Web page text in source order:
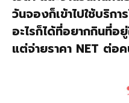
วันจองก็เข้าไปใช้บริก
อะไรก็ได้ที่อยากกินที่อ
แต่จ่ายราคา NET ต่อ